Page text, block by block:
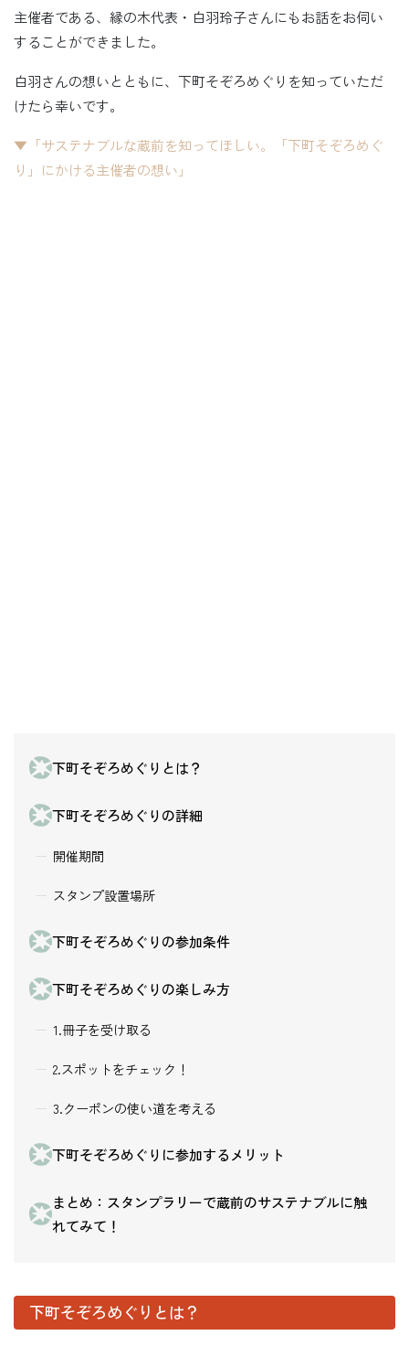
主催者である、縁の木代表・白羽玲子さんにもお話をお伺い
することができました。
白羽さんの想いとともに、下町そぞろめぐりを知っていただ
けたら幸いです。
▼「サステナブルな蔵前を知ってほしい。「下町そぞろめぐ
り」にかける主催者の想い」
下町そぞろめぐりとは？
下町そぞろめぐりの詳細
開催期間
スタンプ設置場所
下町そぞろめぐりの参加条件
下町そぞろめぐりの楽しみ方
1.冊子を受け取る
2.スポットをチェック！
3.クーポンの使い道を考える
下町そぞろめぐりに参加するメリット
まとめ：スタンプラリーで蔵前のサステナブルに触
れてみて！
下町そぞろめぐりとは？